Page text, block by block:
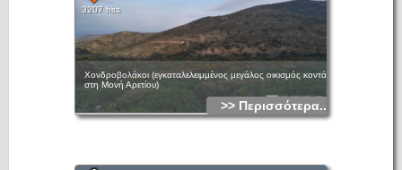
3207 hits
Χονδροβολάκοι (εγκαταλελειμμένος μεγάλος οικισμός κοντά
στη Μονή Αρετίου)
>> Περισσότερα...